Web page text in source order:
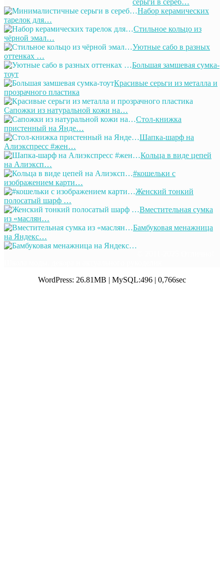
Набор керамических
тарелок для…
Стильное кольцо из
чёрной эмал…
Уютные сабо в разных
оттенках …
Большая замшевая сумка-
тоут
Красивые серьги из металла и
прозрачного пластика
Сапожки из натуральной кожи на…
Стол-книжка
пристенный на Янде…
Шапка-шарф на
Алиэкспресс #жен…
Кольца в виде цепей
на Алиэксп…
#кошельки с
изображением карти…
Женский тонкий
полосатый шарф …
Вместительная сумка
из «маслян…
Бамбуковая менажница
на Яндекс…
WordPress: 26.81MB | MySQL:496 | 0,766sec